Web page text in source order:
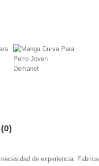
de experiencia.